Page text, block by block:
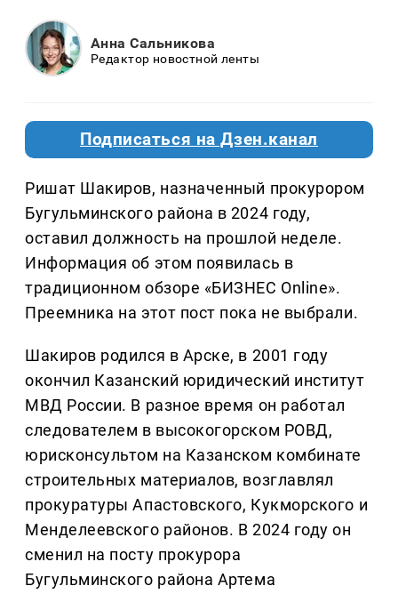
Анна Сальникова
Редактор новостной ленты
Подписаться на Дзен.канал
Ришат Шакиров, назначенный прокурором
Бугульминского района в 2024 году,
оставил должность на прошлой неделе.
Информация об этом появилась в
традиционном обзоре «БИЗНЕС Online».
Преемника на этот пост пока не выбрали.
Шакиров родился в Арске, в 2001 году
окончил Казанский юридический институт
МВД России. В разное время он работал
следователем в высокогорском РОВД,
юрисконсультом на Казанском комбинате
строительных материалов, возглавлял
прокуратуры Апастовского, Кукморского и
Менделеевского районов. В 2024 году он
сменил на посту прокурора
Бугульминского района Артема